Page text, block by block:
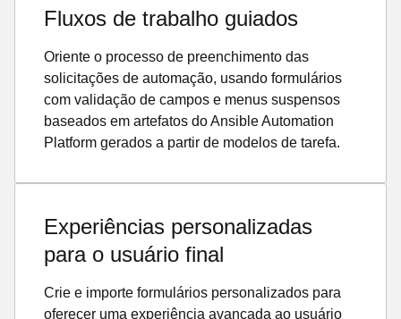
Fluxos de trabalho guiados
Oriente o processo de preenchimento das
solicitações de automação, usando formulários
com validação de campos e menus suspensos
baseados em artefatos do Ansible Automation
Platform gerados a partir de modelos de tarefa.
Experiências personalizadas
para o usuário final
Crie e importe formulários personalizados para
oferecer uma experiência avançada ao usuário